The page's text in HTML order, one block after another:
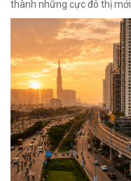
thành những cực đô thị mới.